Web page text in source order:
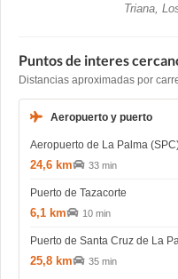
Triana,
Puntos de interes
Distancias aproximadas por
Aeropuerto y puerto
Aeropuerto de La Palma
24,6 km 33 min
Puerto de Tazacorte
6,1 km 10 min
Puerto de Santa Cruz de La
25,8 km 35 min